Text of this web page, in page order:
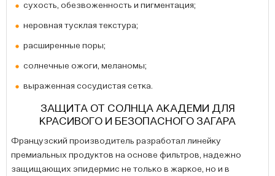
сухость, обезвоженность и пигментация;
неровная тусклая текстура;
расширенные поры;
солнечные ожоги, меланомы;
выраженная сосудистая сетка.
ЗАЩИТА ОТ СОЛНЦА АКАДЕМИ ДЛЯ
КРАСИВОГО И БЕЗОПАСНОГО ЗАГАРА
Французский производитель разработал линейку
премиальных продуктов на основе фильтров, надежно
защищающих эпидермис не только в жаркое, но и в